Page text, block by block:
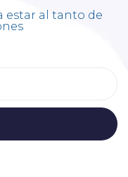
estar al tanto de